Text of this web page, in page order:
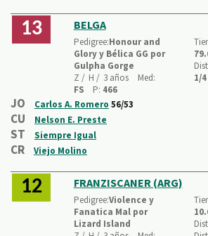
13 BELGA
Pedigree:Honour and
Glory y Bélica GG por
Gulpha Gorge
Z / H / 3 años
Med:
FS
P: 466
1/
JO Carlos A. Romero 56/53
CU Nelson E. Preste
ST Siempre Igual
CR Viejo Molino
12 FRANZISCANER (ARG)
Pedigree:Violence y
Fanatica Mal por
Lizard Island